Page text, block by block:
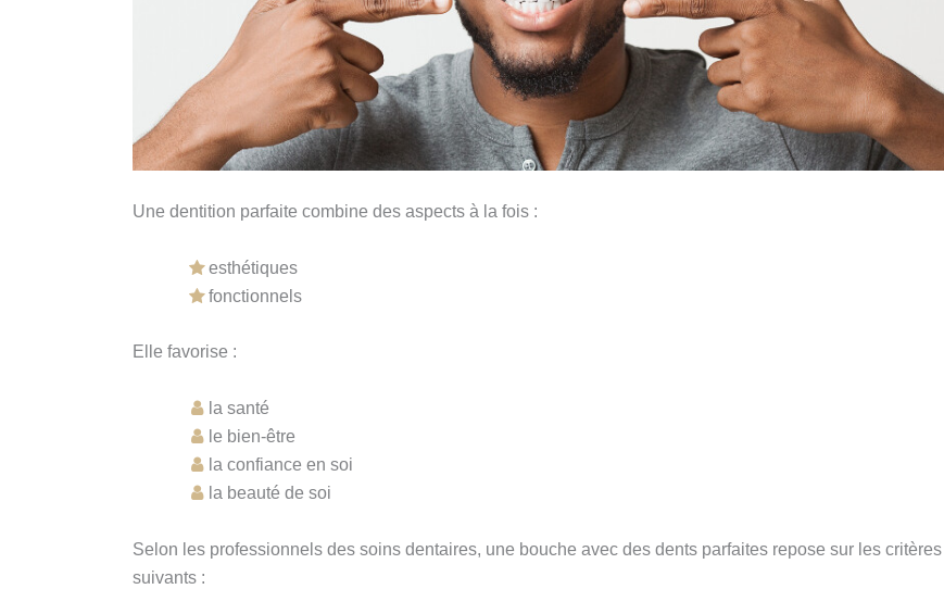
Une dentition parfaite combine des aspects à la fois :
esthétiques
fonctionnels
Elle favorise :
la santé
le bien-être
la confiance en soi
la beauté de soi
Selon les professionnels des soins dentaires, une bouche avec des dents parfaites repose sur les critères
suivants :